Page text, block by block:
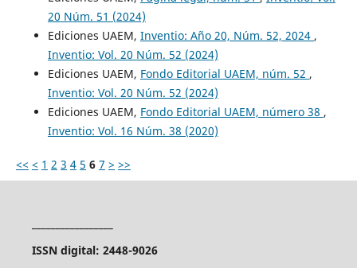
20 Núm. 51 (2024)
Ediciones UAEM, Inventio: Año 20, Núm. 52, 2024 ,
Inventio: Vol. 20 Núm. 52 (2024)
Ediciones UAEM, Fondo Editorial UAEM, núm. 52 ,
Inventio: Vol. 20 Núm. 52 (2024)
Ediciones UAEM, Fondo Editorial UAEM, número 38 ,
Inventio: Vol. 16 Núm. 38 (2020)
<< < 1 2 3 4 5 6 7 > >>
ISSN digital: 2448-9026